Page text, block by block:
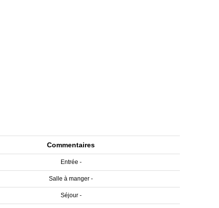
Commentaires
Entrée -
Salle à manger -
Séjour -